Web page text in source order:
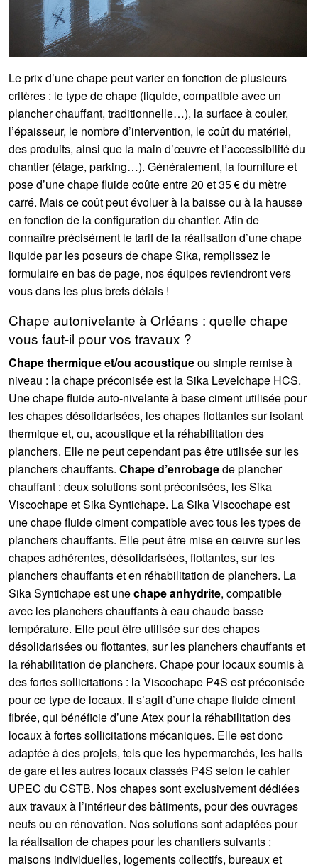
Le prix d’une chape peut varier en fonction de plusieurs
critères : le type de chape (liquide, compatible avec un
plancher chauffant, traditionnelle…), la surface à couler,
l’épaisseur, le nombre d’intervention, le coût du matériel,
des produits, ainsi que la main d’œuvre et l’accessibilité du
chantier (étage, parking…). Généralement, la fourniture et
pose d’une chape fluide coûte entre 20 et 35 € du mètre
carré. Mais ce coût peut évoluer à la baisse ou à la hausse
en fonction de la configuration du chantier. Afin de
connaître précisément le tarif de la réalisation d’une chape
liquide par les poseurs de chape Sika, remplissez le
formulaire en bas de page, nos équipes reviendront vers
vous dans les plus brefs délais !
Chape autonivelante à Orléans : quelle chape
vous faut-il pour vos travaux ?
Chape thermique et/ou acoustiqueou simple remise à
niveau : la chape préconisée est la Sika Levelchape HCS.
Une chape fluide auto-nivelante à base ciment utilisée pour
les chapes désolidarisées, les chapes flottantes sur isolant
thermique et, ou, acoustique et la réhabilitation des
planchers. Elle ne peut cependant pas être utilisée sur les
planchers chauffants. Chape d’enrobagede plancher
chauffant : deux solutions sont préconisées, les Sika
Viscochape et Sika Syntichape. La Sika Viscochape est
une chape fluide ciment compatible avec tous les types de
planchers chauffants. Elle peut être mise en œuvre sur les
chapes adhérentes, désolidarisées, flottantes, sur les
planchers chauffants et en réhabilitation de planchers. La
Sika Syntichape est unechape anhydrite, compatible
avec les planchers chauffants à eau chaude basse
température. Elle peut être utilisée sur des chapes
désolidarisées ou flottantes, sur les planchers chauffants et
la réhabilitation de planchers. Chape pour locaux soumis à
des fortes sollicitations : la Viscochape P4S est préconisée
pour ce type de locaux. Il s’agit d’une chape fluide ciment
fibrée, qui bénéficie d’une Atex pour la réhabilitation des
locaux à fortes sollicitations mécaniques. Elle est donc
adaptée à des projets, tels que les hypermarchés, les halls
de gare et les autres locaux classés P4S selon le cahier
UPEC du CSTB. Nos chapes sont exclusivement dédiées
aux travaux à l’intérieur des bâtiments, pour des ouvrages
neufs ou en rénovation. Nos solutions sont adaptées pour
la réalisation de chapes pour les chantiers suivants :
maisons individuelles, logements collectifs, bureaux et